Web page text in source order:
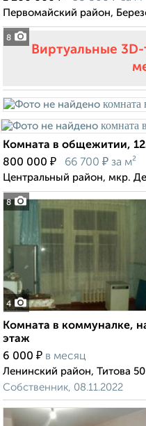
8
Первомайский район,
Виртуальные
8
Комната в общежитии,
800 000 ₽ 66 700 ₽ за м²
Центральный район, мкр.
4
Комната в коммуналке,
этаж
6 000 ₽ в месяц
Ленинский район, Титова 50
Собственник, 08.11.2022